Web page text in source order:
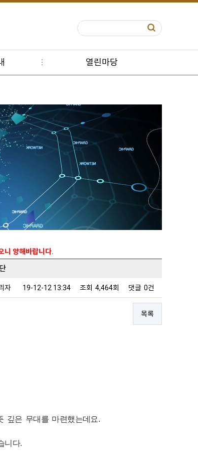
열린마당
니 양해바랍니다.
자 19-12-12 13:34 조회 4,464회 댓글 0건
목록
깊은 무대를 마련했는데요.
니다.